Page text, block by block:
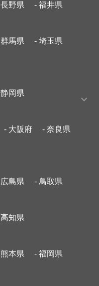
野県 - 福井県
馬県
- 埼玉県
岡県
- 大阪府
- 奈良県
島県 - 鳥取県
知県
本県
- 福岡県